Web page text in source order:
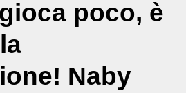
poco, è
Naby